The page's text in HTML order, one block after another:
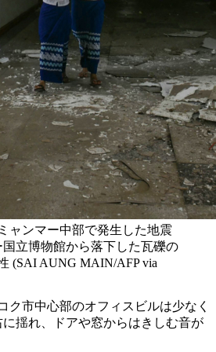
ャンマー中部で発生した地震
立博物館から落下した瓦礫の
(SAI AUNG MAIN/AFP via
ク市中心部のオフィスビルは少なく
揺れ、ドアや窓からはきしむ音が